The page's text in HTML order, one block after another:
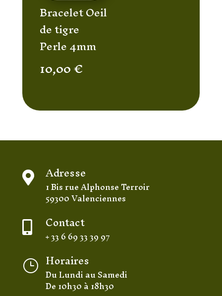
Bracelet Oeil
de tigre
Perle 4mm
10,00€
 Adresse
1 Bis rue Alphonse Terroir
59300 Valenciennes
 Contact
+ 33 6 69 33 39 97
} Horaires
Du Lundi au Samedi
De 10h30 à 18h30